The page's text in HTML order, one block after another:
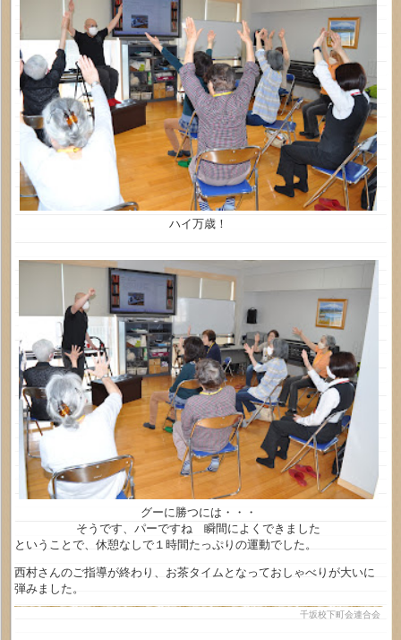
ハイ万歳！
グーに勝つには・・・
そうです、パーですね 瞬間によくできました
ということで、休憩なしで１時間たっぷりの運動でした。
西村さんのご指導が終わり、お茶タイムとなっておしゃべりが大いに
弾みました。
千坂校下町会連合会